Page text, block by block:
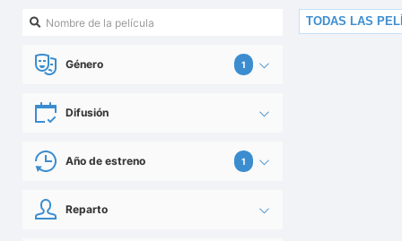
Género 1
Difusión
Año de estreno 1
Reparto
TODAS LAS